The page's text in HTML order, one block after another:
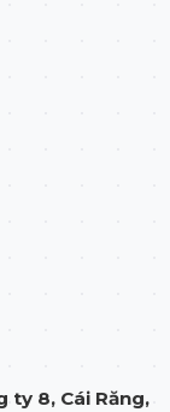
ty 8, Cái Răng,